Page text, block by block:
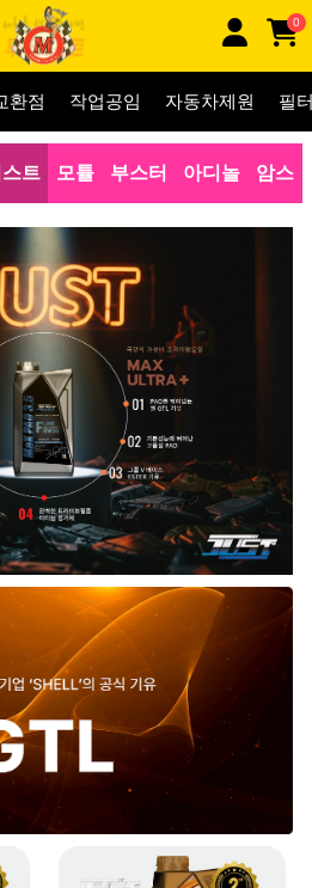
0
환점 작업공임 자동차제원 필
트 모튤 부스터 아디놀 암스